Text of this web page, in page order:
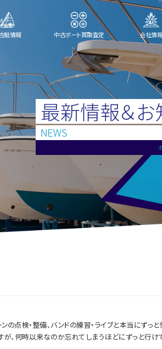
艇情報 中古ボート買取査定 会社情
最新情報＆お
NEWS
点検・整備、バンドの練習・ライブと本当にずっと
、何時以来なのか忘れてしまうほどにずっと行け